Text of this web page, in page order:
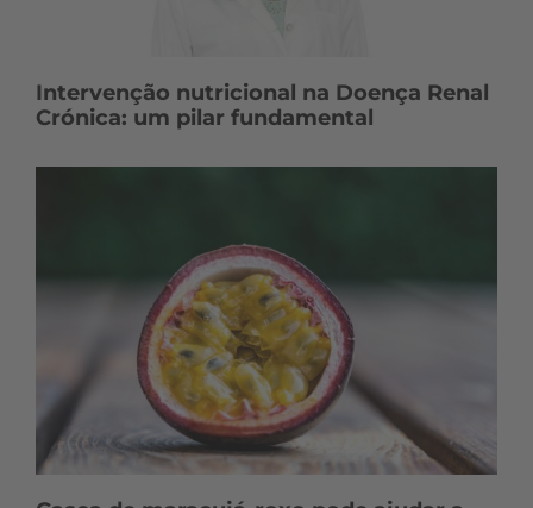
Intervenção nutricional na Doença Renal
Crónica: um pilar fundamental